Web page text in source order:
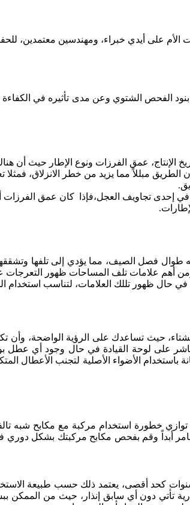
على أيدي خبراء، ومهندسين معتمدين،
الفحص الشتوي وعن مدى تأثيره في الكفاءة
في الإطارات وهي، تاريخ الإنتاج، عمق الفرزات
مبللاً مما يزيد من خطر الانزلاق،
طوال فصل الصيف، مما يؤدي إلى تلفها
أهم علامات تلف المساحات ظهور التعرجات
حال ظهور تللك العلامات، لتناسب استخدام
حيث تساعدك على الرؤية الواضحة، وأن
على لوحة القيادة في حال وجود أي عطل
باستخدام الأضواء الأصلية لتجنب الأعطال
خطورة استخدام مركبة مع مكابح شبه تالفة
أبداً وقم بفحص مكابح مركبتك بشكل دوري
كحد أقصى، يعتمد ذلك حسب طبيعة
تأتي دون أي سابق إنذار، حيث من